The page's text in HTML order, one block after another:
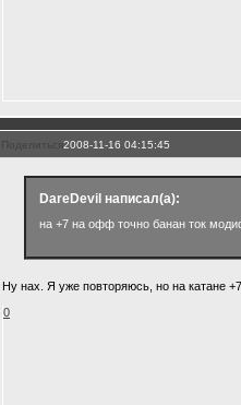
Поделиться2008-11-16 04:15:45
DareDevil написал(а):
на +7 на офф точно банан ток
Ну нах. Я уже повторяюсь, но на катане
0